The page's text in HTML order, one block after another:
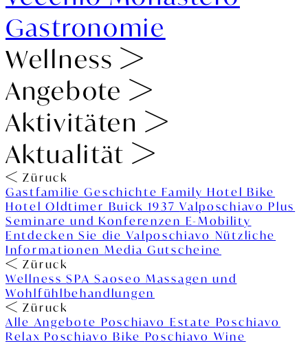
Gastronomie
Wellness
Angebote
Aktivitäten
Aktualität
Züruck
GastfamilieGeschichte Family Hotel Bike
HotelOldtimer Buick 1937Valposchiavo Plus
Seminare und Konferenzen E-Mobility
Entdecken Sie die Valposchiavo Nützliche
Informationen MediaGutscheine
Züruck
WellnessSPA SaoseoMassagen und
Wohlfühlbehandlungen
Züruck
Alle Angebote Poschiavo Estate Poschiavo
Relax Poschiavo Bike Poschiavo Wine